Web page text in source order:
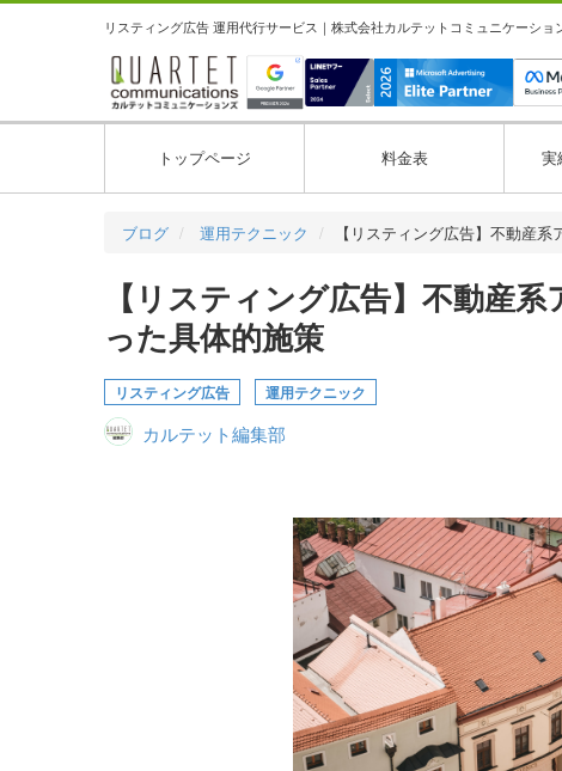
リスティング広告 運用代行サービス｜株式会社カルテットコミュニケーシ
トップページ 料金表 実
ブログ 運用テクニック 【リスティング広告】不動産系
【リスティング広告】不動産
った具体的施策
リスティング広告 運用テクニック
カルテット編集部